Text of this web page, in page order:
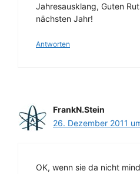
Jahresausklang, Guten
nächsten Jahr!
Antworten
FrankN.Stein
26. Dezember 2011
OK, wenn sie da nicht